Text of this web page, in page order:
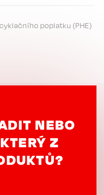
poplatku (PHE)
NEBO
Z